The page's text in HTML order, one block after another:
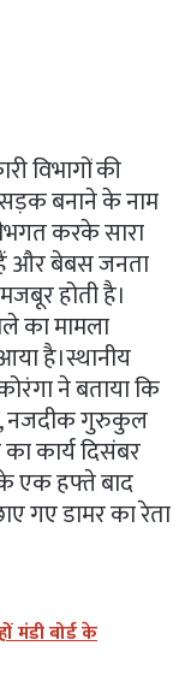
विभागों की
बनाने के नाम
करके सारा
और बेबस जनता
होती है।
का मामला
है।स्थानीय
ने बताया कि
नजदीक गुरुकुल
कार्य दिसंबर
एक हफ्ते बाद
गए डामर का रेता
मंडी बोर्ड के